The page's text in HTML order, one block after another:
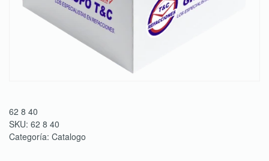
62 8 40
SKU: 62 8 40
Categoría: Catalogo